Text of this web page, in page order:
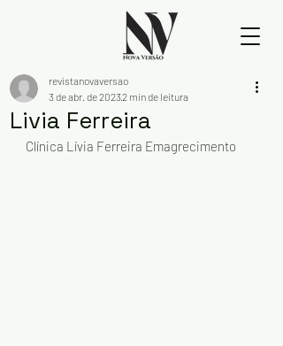
Livia Ferreira
revistanovaversao
3 de abr. de 20232 min de leitura
Clínica Lívia Ferreira Emagrecimento